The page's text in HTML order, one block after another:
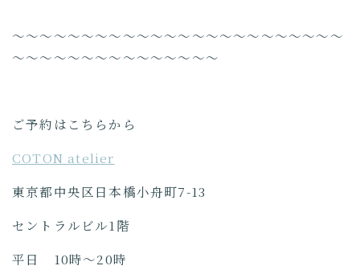
〜〜〜〜〜〜〜〜〜〜〜〜〜〜〜〜〜〜〜〜〜〜〜〜
〜〜〜〜〜〜〜〜〜〜〜〜〜〜〜
ご予約はこちらから
COTON atelier
東京都中央区日本橋小舟町7-13
セントラルビル1階
平日 10時〜20時